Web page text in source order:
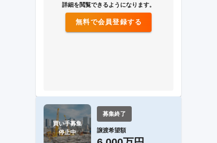
詳細を閲覧できるようになります。
無料で会員登録する
買い手募集
停止中
募集終了
譲渡希望額